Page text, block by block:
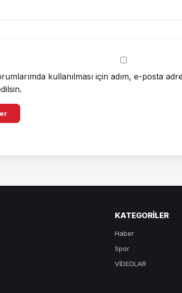
kullanılması için adım, e-posta
KATEGORILER
Haber
Spor
VİDEOLAR